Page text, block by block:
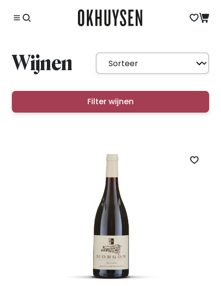
Wijnen
Filter wijnen
Zet